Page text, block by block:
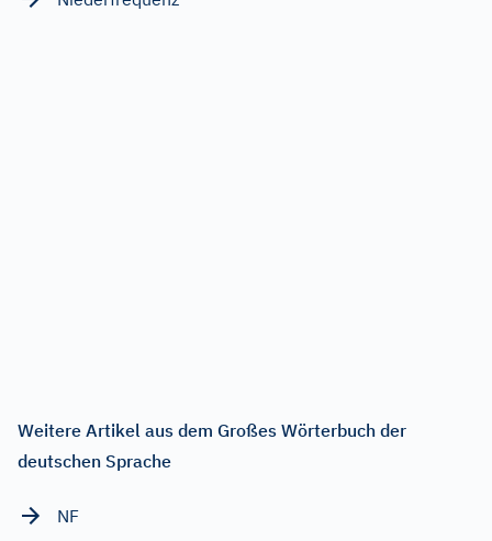
Weitere Artikel aus dem Großes Wörterbuch der
deutschen Sprache
NF